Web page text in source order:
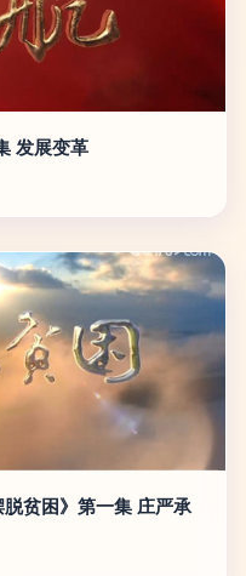
发展变革
脱贫困》第一集 庄严承